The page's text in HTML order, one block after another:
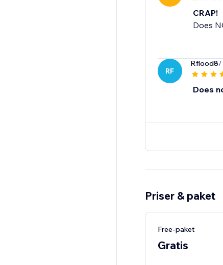
CRAP!
Does
RF
Rflood8/
Does
Priser & paket
Free-paket
Gratis